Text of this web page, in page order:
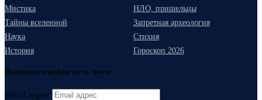
Мистика
НЛО, пришельцы
Тайны вселенной
Запретная археология
Наука
Стихия
История
Гороскоп 2026
Подписаться на блог по эл. почте
Email адрес